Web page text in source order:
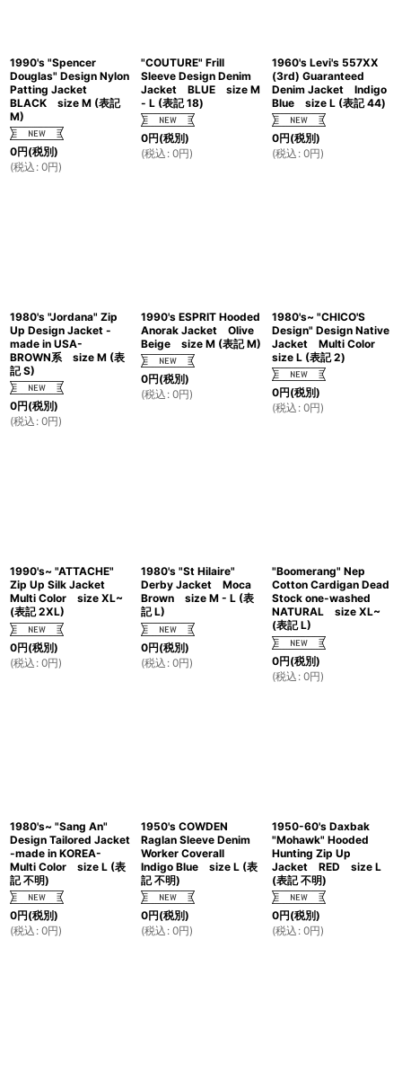
1990's "Spencer
Douglas" Design Nylon
Patting Jacket
BLACK size M (表記
M)
0円(税別)
(税込 : 0円)
"COUTURE" Frill
Sleeve Design Denim
Jacket BLUE size M
- L (表記 18)
0円(税別)
(税込 : 0円)
1960's Levi's 557XX
(3rd) Guaranteed
Denim Jacket Indigo
Blue size L (表記 44)
0円(税別)
(税込 : 0円)
1980's "Jordana" Zip
Up Design Jacket -
made in USA-
BROWN系 size M (表
記 S)
0円(税別)
(税込 : 0円)
1990's ESPRIT Hooded
Anorak Jacket Olive
Beige size M (表記 M)
0円(税別)
(税込 : 0円)
1980's~ "CHICO'S
Design" Design Native
Jacket Multi Color
size L (表記 2)
0円(税別)
(税込 : 0円)
1990's~ "ATTACHE"
Zip Up Silk Jacket
Multi Color size XL~
(表記 2XL)
0円(税別)
(税込 : 0円)
1980's "St Hilaire"
Derby Jacket Moca
Brown size M - L (表
記 L)
0円(税別)
(税込 : 0円)
"Boomerang" Nep
Cotton Cardigan Dead
Stock one-washed
NATURAL size XL~
(表記 L)
0円(税別)
(税込 : 0円)
1980's~ "Sang An"
Design Tailored Jacket
-made in KOREA-
Multi Color size L (表
記 不明)
0円(税別)
(税込 : 0円)
1950's COWDEN
Raglan Sleeve Denim
Worker Coverall
Indigo Blue size L (表
記 不明)
0円(税別)
(税込 : 0円)
1950-60's Daxbak
"Mohawk" Hooded
Hunting Zip Up
Jacket RED size L
(表記 不明)
0円(税別)
(税込 : 0円)